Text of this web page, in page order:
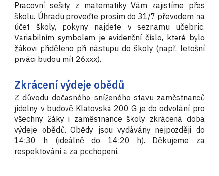
Pracovní sešity z matematiky Vám zajistíme přes
školu. Úhradu proveďte prosím do 31/7 převodem na
účet školy, pokyny najdete v seznamu učebnic.
Variabilním symbolem je evidenční číslo, které bylo
žákovi přiděleno při nástupu do školy (např. letošní
prváci budou mít 26xxx).
Zkrácení výdeje obědů
Z důvodu dočasného sníženého stavu zaměstnanců
jídelny v budově Klatovská 200 G je do odvolání pro
všechny žáky i zaměstnance školy zkrácená doba
výdeje obědů. Obědy jsou vydávány nejpozději do
14:30 h (ideálně do 14:20 h). Děkujeme za
respektování a za pochopení.